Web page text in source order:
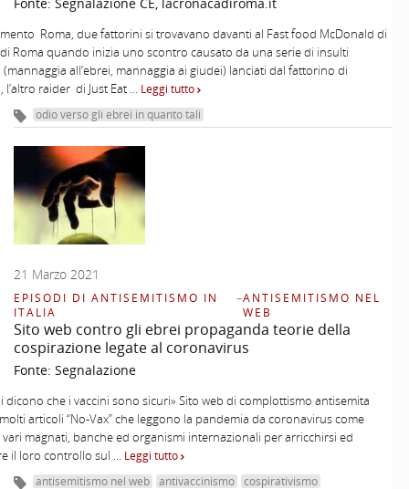
Roma, due fattorini si trovavano davanti al Fast food McDonald di
Roma quando inizia uno scontro causato da una serie di insulti
all’ebrei, mannaggia ai giudei) lanciati dal fattorino di
l’altro raider di Just Eat … Leggi tutto
odio verso gli ebrei in quanto tali
21 Marzo 2021
EPISODI DI ANTISEMITISMO IN
ITALIA
–ANTISEMITISMO NEL
WEB
Sito web contro gli ebrei propaganda teorie della
cospirazione legate al coronavirus
Fonte: Segnalazione
dicono che i vaccini sono sicuri» Sito web di complottismo antisemita
articoli “No-Vax” che leggono la pandemia da coronavirus come
vari magnati, banche ed organismi internazionali per arricchirsi ed
il loro controllo sul … Leggi tutto
antisemitismo nel web antivaccinismo
cospirativismo